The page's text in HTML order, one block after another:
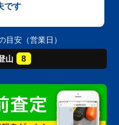
です
目安（営業日）
山 8